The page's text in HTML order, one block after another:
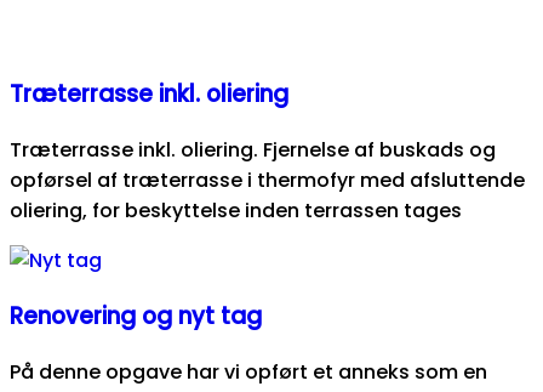
Træterrasse inkl. oliering
Træterrasse inkl. oliering. Fjernelse af buskads og
opførsel af træterrasse i thermofyr med afsluttende
oliering, for beskyttelse inden terrassen tages
Renovering og nyt tag
På denne opgave har vi opført et anneks som en